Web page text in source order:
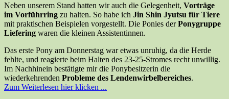
Neben unserem Stand hatten wir auch die Gelegenheit, Vorträge
im Vorführring zu halten. So habe ich Jin Shin Jyutsu für Tiere
mit praktischen Beispielen vorgestellt. Die Ponies derPonygruppe
Liefering waren die kleinen Assistentinnen.
Das erste Pony am Donnerstag war etwas unruhig, da die Herde
fehlte, und reagierte beim Halten des 23-25-Stromes recht unwillig.
Im Nachhinein bestätigte mir die Ponybesitzerin die
wiederkehrenden Probleme des Lendenwirbelbereiches.
Zum Weiterlesen hier klicken ...